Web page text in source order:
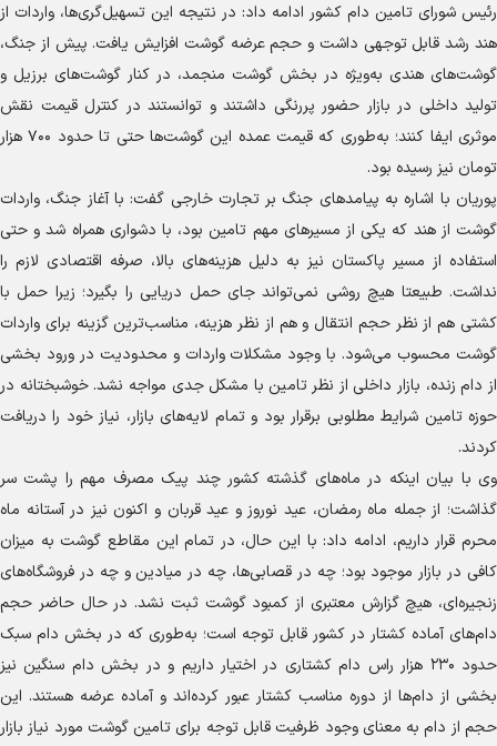
رئیس شورای تامین دام کشور ادامه داد: در نتیجه این تسهیل‌گری‌ها، واردات از
هند رشد قابل توجهی داشت و حجم عرضه گوشت افزایش یافت. پیش از جنگ،
گوشت‌های هندی به‌ویژه در بخش گوشت منجمد، در کنار گوشت‌های برزیل و
تولید داخلی در بازار حضور پررنگی داشتند و توانستند در کنترل قیمت نقش
موثری ایفا کنند؛ به‌طوری که قیمت عمده این گوشت‌ها حتی تا حدود ۷۰۰ هزار
تومان نیز رسیده بود.
پوریان با اشاره به پیامد‌های جنگ بر تجارت خارجی گفت: با آغاز جنگ، واردات
گوشت از هند که یکی از مسیر‌های مهم تامین بود، با دشواری همراه شد و حتی
استفاده از مسیر پاکستان نیز به دلیل هزینه‌های بالا، صرفه اقتصادی لازم را
نداشت. طبیعتا هیچ روشی نمی‌تواند جای حمل دریایی را بگیرد؛ زیرا حمل با
کشتی هم از نظر حجم انتقال و هم از نظر هزینه، مناسب‌ترین گزینه برای واردات
گوشت محسوب می‌شود. با وجود مشکلات واردات و محدودیت در ورود بخشی
از دام زنده، بازار داخلی از نظر تامین با مشکل جدی مواجه نشد. خوشبختانه در
حوزه تامین شرایط مطلوبی برقرار بود و تمام لایه‌های بازار، نیاز خود را دریافت
کردند.
وی با بیان اینکه در ماه‌های گذشته کشور چند پیک مصرف مهم را پشت سر
گذاشت؛ از جمله ماه رمضان، عید نوروز و عید قربان و اکنون نیز در آستانه ماه
محرم قرار داریم، ادامه داد: با این حال، در تمام این مقاطع گوشت به میزان
کافی در بازار موجود بود؛ چه در قصابی‌ها، چه در میادین و چه در فروشگاه‌های
زنجیره‌ای، هیچ گزارش معتبری از کمبود گوشت ثبت نشد. در حال حاضر حجم
دام‌های آماده کشتار در کشور قابل توجه است؛ به‌طوری که در بخش دام سبک
حدود ۲۳۰ هزار راس دام کشتاری در اختیار داریم و در بخش دام سنگین نیز
بخشی از دام‌ها از دوره مناسب کشتار عبور کرده‌اند و آماده عرضه هستند. این
حجم از دام به معنای وجود ظرفیت قابل توجه برای تامین گوشت مورد نیاز بازار